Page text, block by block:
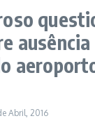
ausência
Abril, 2016